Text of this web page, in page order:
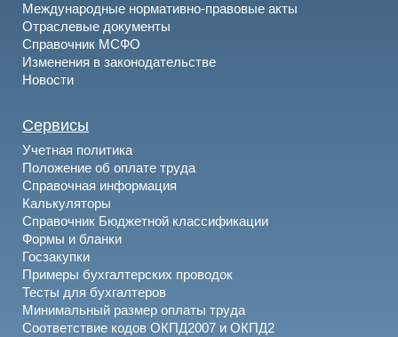
Международные нормативно-правовые акты
Отраслевые документы
Справочник МСФО
Изменения в законодательстве
Новости
Сервисы
Учетная политика
Положение об оплате труда
Справочная информация
Калькуляторы
Справочник Бюджетной классификации
Формы и бланки
Госзакупки
Примеры бухгалтерских проводок
Тесты для бухгалтеров
Минимальный размер оплаты труда
Соответствие кодов ОКПД2007 и ОКПД2